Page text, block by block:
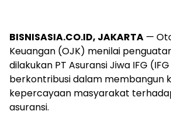
BISNISASIA.CO.ID, JAKARTA —
Keuangan (OJK) menilai
dilakukan PT Asuransi Jiwa IFG
berkontribusi dalam membangun
kepercayaan masyarakat
asuransi.